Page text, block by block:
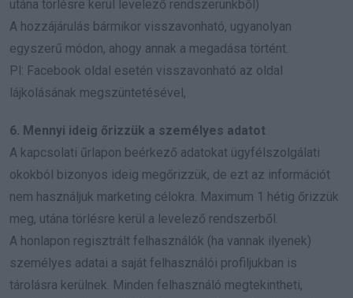
utána törlésre kerül levelező rendszerünkből)
A hozzájárulás bármikor visszavonható, ugyanolyan
egyszerű módon, ahogy annak a megadása történt.
Pl: Facebook oldal esetén visszavonható az oldal
lájkolásának megszüntetésével,
6. Mennyi ideig őrizzük a személyes adatot
A kapcsolati űrlapon beérkező adatokat ügyfélszolgálati
okokból bizonyos ideig megőrizzük, de ezt az információt
nem használjuk marketing célokra. Maximum 1 hétig őrizzük
meg, utána törlésre kerül a levelező rendszerből.
A honlapon regisztrált felhasználók (ha vannak ilyenek)
személyes adatai a saját felhasználói profiljukban is
tárolásra kerülnek. Minden felhasználó megtekintheti,